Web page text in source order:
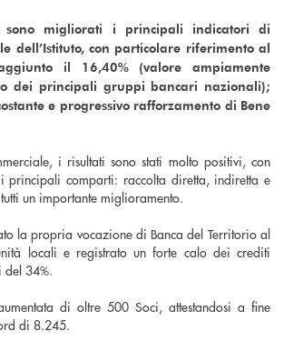
sono migliorati i principali indicatori di
dell’Istituto, con particolare riferimento al
il 16,40% (valore ampiamente
dei principali gruppi bancari nazionali);
e progressivo rafforzamento di Bene
i risultati sono stati molto positivi, con
principali comparti: raccolta diretta, indiretta e
un importante miglioramento.
la propria vocazione di Banca del Territorio al
locali e registrato un forte calo dei crediti
34%.
di oltre 500 Soci, attestandosi a fine
di 8.245.